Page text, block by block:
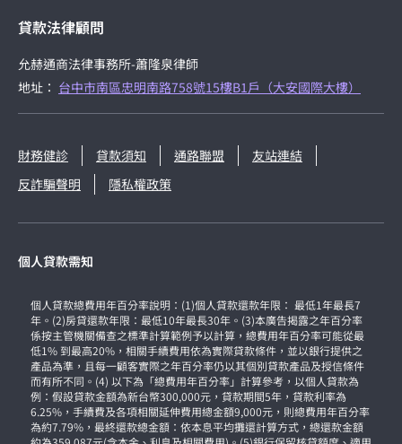
貸款法律顧問
允赫通商法律事務所-蕭隆泉律師
地址： 台中市南區忠明南路758號15樓B1戶（大安國際大樓）
財務健診 貸款須知 通路聯盟
友站連結
反詐騙聲明
隱私權政策
個人貸款需知
個人貸款總費用年百分率說明：(1)個人貸款還款年限： 最低1年最長7
年。(2)房貸還款年限：最低10年最長30年。(3)本廣告揭露之年百分率
係按主管機關備查之標準計算範例予以計算，總費用年百分率可能從最
低1% 到最高20%，相關手續費用依為實際貸款條件，並以銀行提供之
產品為準，且每一顧客實際之年百分率仍以其個別貸款產品及授信條件
而有所不同。(4) 以下為「總費用年百分率」計算參考，以個人貸款為
例：假設貸款金額為新台幣300,000元，貸款期間5年，貸款利率為
6.25%，手續費及各項相關延伸費用總金額9,000元，則總費用年百分率
為約7.79%，最終還款總金額：依本息平均攤還計算方式，總還款金額